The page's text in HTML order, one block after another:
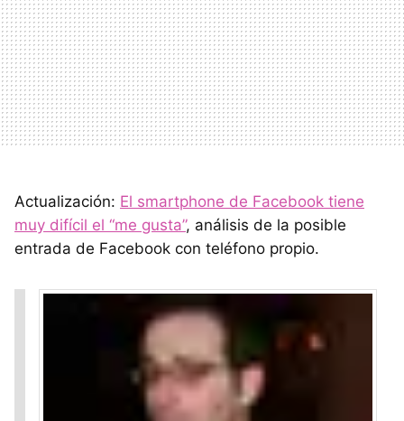
Actualización: El smartphone de Facebook tiene
muy difícil el “me gusta”, análisis de la posible
entrada de Facebook con teléfono propio.